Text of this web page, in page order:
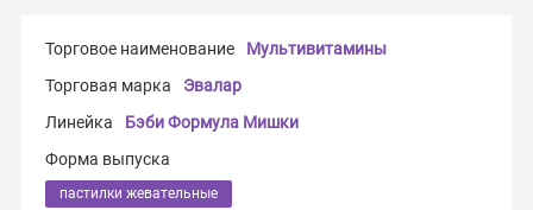
Торговое наименование
Мультивитамины
Торговая марка
Эвалар
Линейка
Бэби Формула Мишки
Форма выпуска
пастилки жевательные